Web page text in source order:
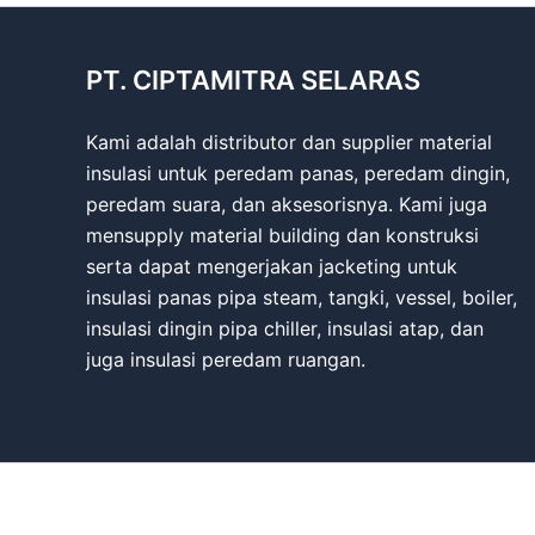
PT. CIPTAMITRA SELARAS
Kami adalah distributor dan supplier material
insulasi untuk peredam panas, peredam dingin,
peredam suara, dan aksesorisnya. Kami juga
mensupply material building dan konstruksi
serta dapat mengerjakan jacketing untuk
insulasi panas pipa steam, tangki, vessel, boiler,
insulasi dingin pipa chiller, insulasi atap, dan
juga insulasi peredam ruangan.